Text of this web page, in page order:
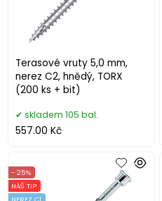
Terasové vruty 5,0 mm,
nerez C2, hnědý, TORX
(200 ks + bit)
skladem 105 bal.
557.00 Kč
- 25%
NÁŠ TIP
NEREZ C1